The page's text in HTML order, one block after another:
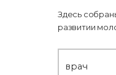
Здесь
развитии